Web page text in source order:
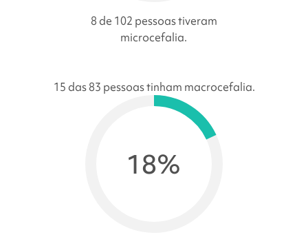
8 de 102 pessoas tiveram
microcefalia.
18%
15 das 83 pessoas tinham macrocefalia.